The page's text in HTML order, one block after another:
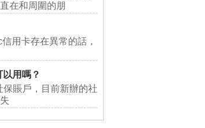
在和周圍的朋
用卡存在異常的話，
用嗎？
賬戶，目前新辦的社